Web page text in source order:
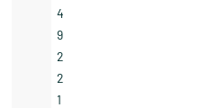
4
9
2
2
1